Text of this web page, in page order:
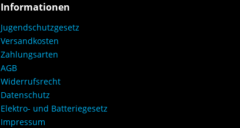
Informationen
Jugendschutzgesetz
Versandkosten
Zahlungsarten
AGB
Widerrufsrecht
Datenschutz
Elektro- und Batteriegesetz
Impressum